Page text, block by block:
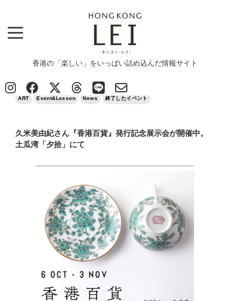
香港の「楽しい」をいっぱい詰め込んだ情報サイト
ART > 久米美由紀さん『香港百貨』発行記念展示会が開催中。土瓜湾「夕拾」にて
ART Event&Lesson News 終了したイベント
久米美由紀さん『香港百貨』発行記念展示会が開催中。
土瓜湾「夕拾」にて